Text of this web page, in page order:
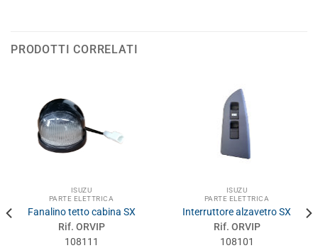
PRODOTTI CORRELATI
ISUZU
PARTE ELETTRICA
Fanalino tetto cabina SX
Rif. ORVIP
108111
ISUZU
PARTE ELETTRICA
Interruttore alzavetro SX
Rif. ORVIP
108101